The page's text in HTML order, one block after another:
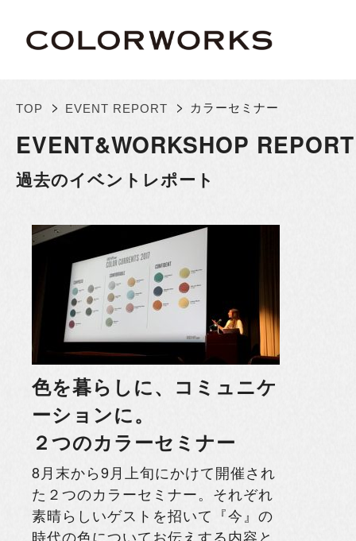
TOP > EVENT REPORT > カラーセミナー
EVENT&WORKSHOP REPORT
過去のイベントレポート
色を暮らしに、コミュニケ
ーションに。
２つのカラーセミナー
8月末から9月上旬にかけて開催され
た２つのカラーセミナー。それぞれ
素晴らしいゲストを招いて『今』の
時代の色についてお伝えする内容と